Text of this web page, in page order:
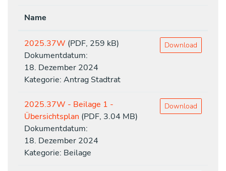
Name
2025.37W (PDF, 259 kB)
Dokumentdatum:
18. Dezember 2024
Kategorie: Antrag Stadtrat
Download
2025.37W - Beilage 1 -
Übersichtsplan (PDF, 3.04 MB)
Dokumentdatum:
18. Dezember 2024
Kategorie: Beilage
Download